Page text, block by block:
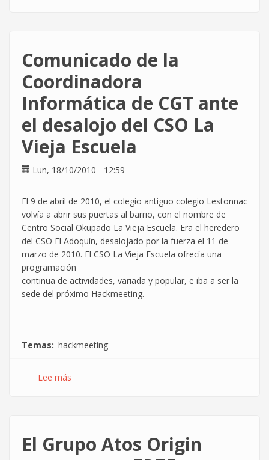
empresas
pagan
por
mejorar
su
imagen
a
través
de
sociales
Comunicado de la
Coordinadora
Informática de CGT ante
el desalojo del CSO La
Vieja Escuela
Lun, 18/10/2010 - 12:59
El 9 de abril de 2010, el colegio antiguo colegio Lestonnac
volvía a abrir sus puertas al barrio, con el nombre de
Centro Social Okupado La Vieja Escuela. Era el heredero
del CSO El Adoquín, desalojado por la fuerza el 11 de
marzo de 2010. El CSO La Vieja Escuela ofrecía una
programación
continua de actividades, variada y popular, e iba a ser la
sede del próximo Hackmeeting.
Temas hackmeeting
Lee más
Informática
de
El Grupo Atos Origin